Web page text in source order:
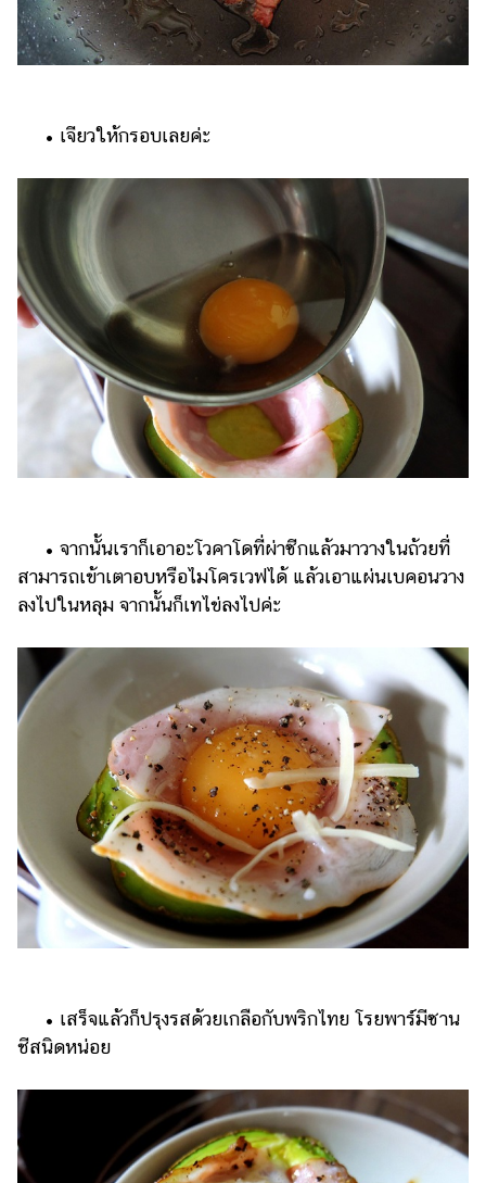
• เจียวให้กรอบเลยค่ะ
• จากนั้นเราก็เอาอะโวคาโดที่ผ่าซีกแล้วมาวางในถ้วยที่
สามารถเข้าเตาอบหรือไมโครเวฟได้ แล้วเอาแผ่นเบคอนวาง
ลงไปในหลุม จากนั้นก็เทไข่ลงไปค่ะ
• เสร็จแล้วก็ปรุงรสด้วยเกลือกับพริกไทย โรยพาร์มีซาน
ชีสนิดหน่อย